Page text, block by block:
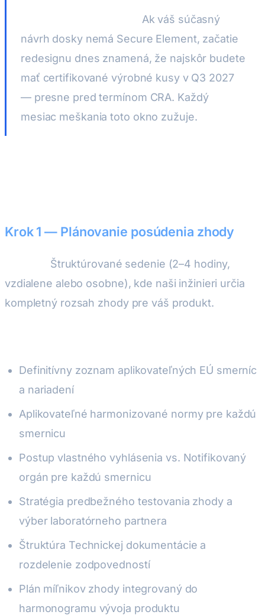
Ak váš súčasný
návrh dosky nemá Secure Element, začatie
redesignu dnes znamená, že najskôr budete
mať certifikované výrobné kusy v Q3 2027
— presne pred termínom CRA. Každý
mesiac meškania toto okno zužuje.
Krok 1 — Plánovanie posúdenia zhody
Štruktúrované sedenie (2–4 hodiny,
vzdialene alebo osobne), kde naši inžinieri určia
kompletný rozsah zhody pre váš produkt.
Definitívny zoznam aplikovateľných EÚ smerníc
a nariadení
Aplikovateľné harmonizované normy pre každú
smernicu
Postup vlastného vyhlásenia vs. Notifikovaný
orgán pre každú smernicu
Stratégia predbežného testovania zhody a
výber laboratórneho partnera
Štruktúra Technickej dokumentácie a
rozdelenie zodpovedností
Plán míľnikov zhody integrovaný do
harmonogramu vývoja produktu